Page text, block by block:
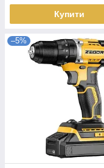
Купити
–5%